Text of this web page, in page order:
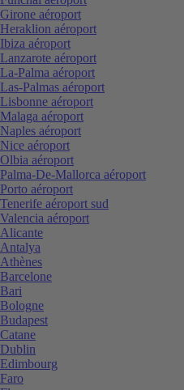
Girone aéroport
Heraklion aéroport
Ibiza aéroport
Lanzarote aéroport
La-Palma aéroport
Las-Palmas aéroport
Lisbonne aéroport
Malaga aéroport
Naples aéroport
Nice aéroport
Olbia aéroport
Palma-De-Mallorca aéroport
Porto aéroport
Tenerife aéroport sud
Valencia aéroport
Alicante
Antalya
Athènes
Barcelone
Bari
Bologne
Budapest
Catane
Dublin
Edimbourg
Faro